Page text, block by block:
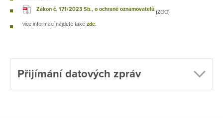
Zákon č. 171/2023 Sb., o ochraně oznamovatelů (ZOO)
více informací najdete také zde.
Přijímání datových zpráv